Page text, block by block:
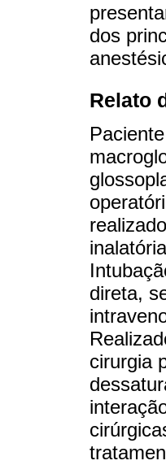
dos
Relato
direta,
cirurgia